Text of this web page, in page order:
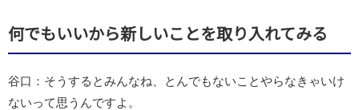
何でもいいから新しいことを取り入れてみる
谷口：そうするとみんなね、とんでもないことやらなきゃいけ
ないって思うんですよ。